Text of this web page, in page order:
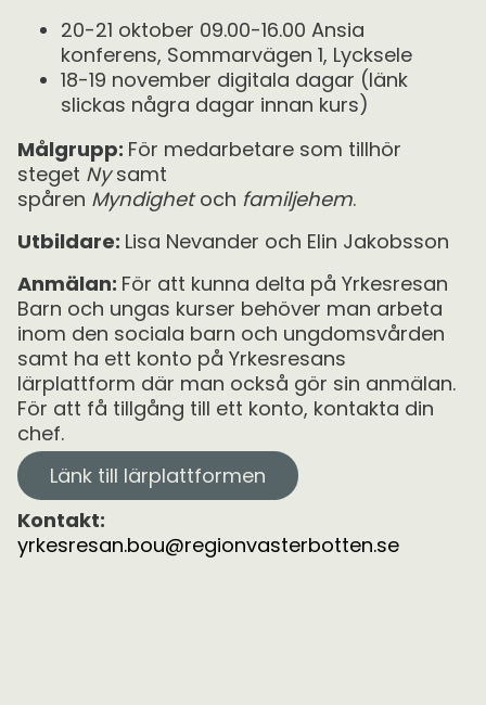
20-21 oktober 09.00-16.00 Ansia
konferens, Sommarvägen 1, Lycksele
18-19 november digitala dagar (länk
slickas några dagar innan kurs)
Målgrupp: För medarbetare som tillhör
steget Nysamt
spåren Myndighetoch familjehem.
Utbildare: Lisa Nevander och Elin Jakobsson
Anmälan: För att kunna delta på Yrkesresan
Barn och ungas kurser behöver man arbeta
inom den sociala barn och ungdomsvården
samt ha ett konto på Yrkesresans
lärplattform där man också gör sin anmälan.
För att få tillgång till ett konto, kontakta din
chef.
Länk till lärplattformen
Kontakt:
yrkesresan.bou@regionvasterbotten.se